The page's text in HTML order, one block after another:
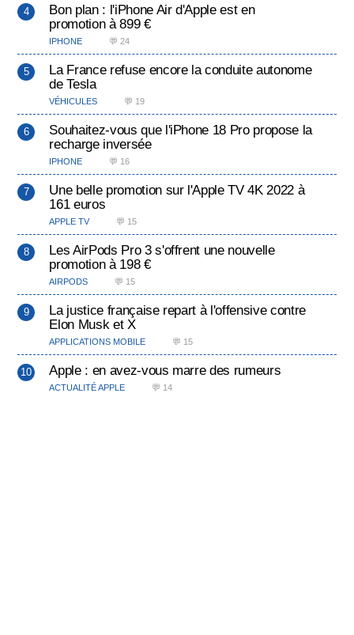
Bon plan : l'iPhone Air d'Apple est en
promotion à 899 €
IPHONE 💬 24
La France refuse encore la conduite autonome
de Tesla
VÉHICULES 💬 19
Souhaitez-vous que l'iPhone 18 Pro propose la
recharge inversée
IPHONE 💬 16
Une belle promotion sur l'Apple TV 4K 2022 à
161 euros
APPLE TV 💬 15
Les AirPods Pro 3 s'offrent une nouvelle
promotion à 198 €
AIRPODS 💬 15
La justice française repart à l'offensive contre
Elon Musk et X
APPLICATIONS MOBILE 💬 15
Apple : en avez-vous marre des rumeurs
ACTUALITÉ APPLE 💬 14